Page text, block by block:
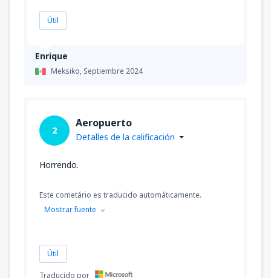
Enrique
Meksiko, Septiembre 2024
Útil
2
Aeropuerto
Detalles de la calificación
Horrendo.
Este cometário es traducido automáticamente.
Mostrar fuente
Útil
Traducido por